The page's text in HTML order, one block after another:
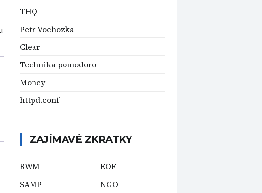
THQ
Petr Vochozka
Clear
Technika pomodoro
Money
httpd.conf
ZAJÍMAVÉ ZKRATKY
RWM
SAMP
EOF
NGO